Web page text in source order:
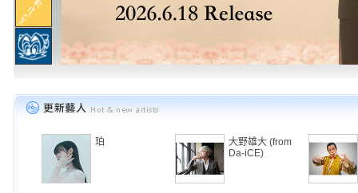
珀
大野雄大 (from
Da-iCE)